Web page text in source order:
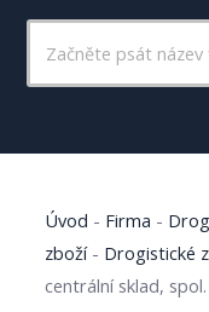
Úvod - Firma -
zboží- Drogistické
centrální sklad,